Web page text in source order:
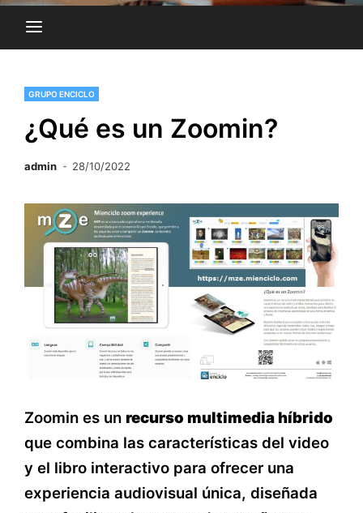
GRUPO ENCICLO
¿Qué es un Zoomin?
admin 28/10/2022
Zoomin es un recurso multimedia híbrido
que combina las características del video
y el libro interactivo para ofrecer una
experiencia audiovisual única, diseñada